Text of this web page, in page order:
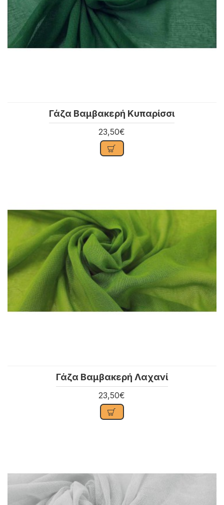
Γάζα Βαμβακερή Κυπαρίσσι
23,50€
Γάζα Βαμβακερή Λαχανί
23,50€